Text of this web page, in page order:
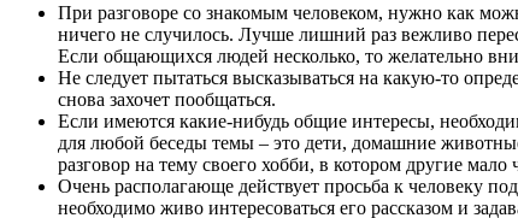
При разговоре со знакомым человеком, нужно как
ничего не случилось. Лучше лишний раз вежливо
Если общающихся людей несколько, то желательно
Не следует пытаться высказываться на какую-то
снова захочет пообщаться.
Если имеются какие-нибудь общие интересы,
для любой беседы темы – это дети, домашние
разговор на тему своего хобби, в котором другие
Очень располагающе действует просьба к человеку
необходимо живо интересоваться его рассказом и